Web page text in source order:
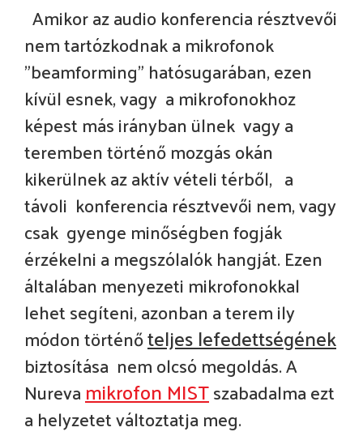
Amikor az audio konferencia résztvevői
nem tartózkodnak a mikrofonok
"beamforming" hatósugarában, ezen
kívül esnek, vagy a mikrofonokhoz
képest más irányban ülnek vagy a
teremben történő mozgás okán
kikerülnek az aktív vételi térből, a
távoli konferencia résztvevői nem, vagy
csak gyenge minőségben fogják
érzékelni a megszólalók hangját. Ezen
általában menyezeti mikrofonokkal
lehet segíteni, azonban a terem ily
módon történőteljes lefedettségének
biztosítása nem olcsó megoldás. A
Nurevamikrofon MISTszabadalma ezt
a helyzetet változtatja meg.